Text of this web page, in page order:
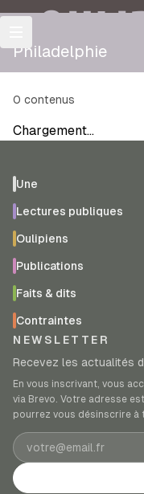
Philadelphie
0 contenus
Chargement…
Une
Lectures publiques
Oulipiens
Publications
Faits & dits
Contraintes
NEWSLETTER
Recevez les actualités
En vous inscrivant, vous
via Brevo. Votre adresse
pourrez vous désinscrire à
Adresse e-mail